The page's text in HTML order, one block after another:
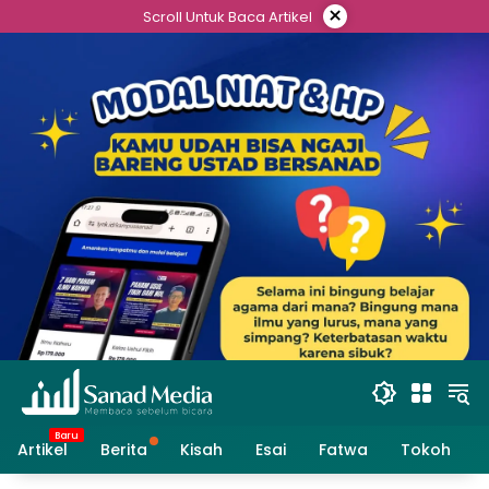
to
Scroll Untuk Baca Artikel ×
Artikel Berita Kisah Esai Fatwa Tokoh